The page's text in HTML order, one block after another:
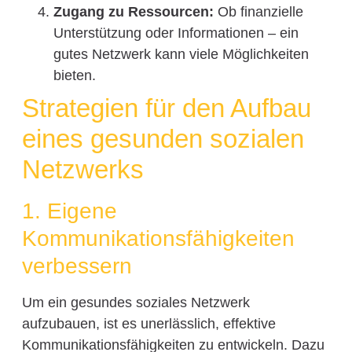
Zugang zu Ressourcen: Ob finanzielle
Unterstützung oder Informationen – ein
gutes Netzwerk kann viele Möglichkeiten
bieten.
Strategien für den Aufbau
eines gesunden sozialen
Netzwerks
1. Eigene
Kommunikationsfähigkeiten
verbessern
Um ein gesundes soziales Netzwerk
aufzubauen, ist es unerlässlich, effektive
Kommunikationsfähigkeiten zu entwickeln. Dazu